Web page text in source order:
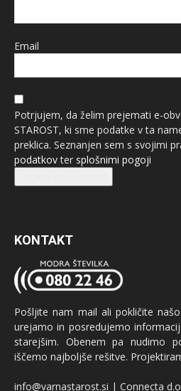
Email
Potrjujem, da želim prejemati e-
STAROST, ki sme podatke v ta
preklica. Seznanjen sem s svojimi
podatkovter splošnimi pogoji
KONTAKT
Pošljite nam mail ali pokličite
urejamo in posredujemo
starejšim. Obenem pa nudimo
iščemo najboljše rešitve.
info@varnastarost.si | Connecta